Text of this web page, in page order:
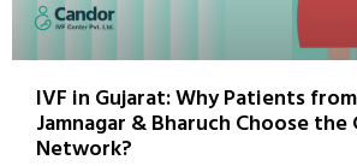
couples who are unable to have
problem of money. In this blog, we will
why affordable IVF treatment is
IVF in Gujarat: Why Patients
Jamnagar & Bharuch Choose the
Network?